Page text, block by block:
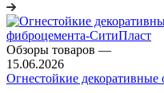
Обзоры товаров —
15.06.2026
Огнестойкие